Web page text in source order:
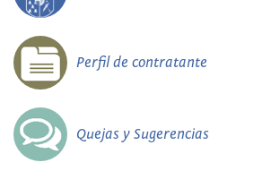
Perfil de contratante
Quejas y Sugerencias